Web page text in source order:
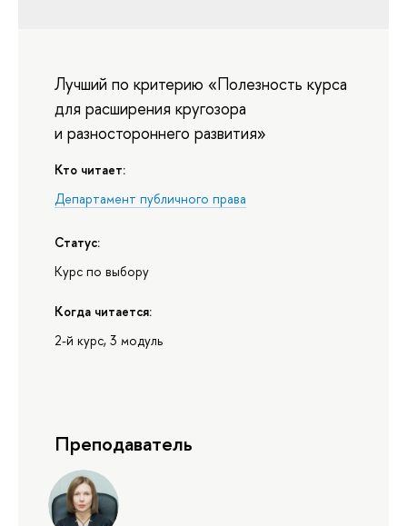
Лучший по критерию «Полезность курса
для расширения кругозора
и разностороннего развития»
Кто читает:
Департамент публичного права
Статус:
Курс по выбору
Когда читается:
2-й курс, 3 модуль
Преподаватель